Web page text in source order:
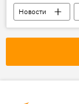
Новости
Происшествия